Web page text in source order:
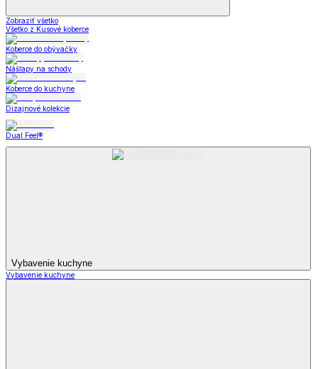
Zobraziť všetko
Všetko z Kusové koberce
Koberce do obývačky
Nášľapy na schody
Koberce do kuchyne
Dizajnové kolekcie
Dual Feel®
Vybavenie kuchyne
Vybavenie kuchyne